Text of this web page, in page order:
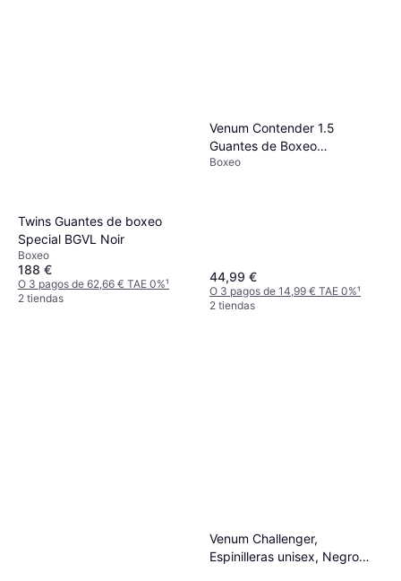
Twins Guantes de boxeo
Special BGVL Noir
Boxeo
188 €
O 3 pagos de 62,66 € TAE 0%¹
2 tiendas
Venum Contender 1.5
Guantes de Boxeo
Blanco/Plata Oz
Boxeo
44,99 €
O 3 pagos de 14,99 € TAE 0%¹
2 tiendas
Venum Challenger,
Espinilleras unisex, Negro